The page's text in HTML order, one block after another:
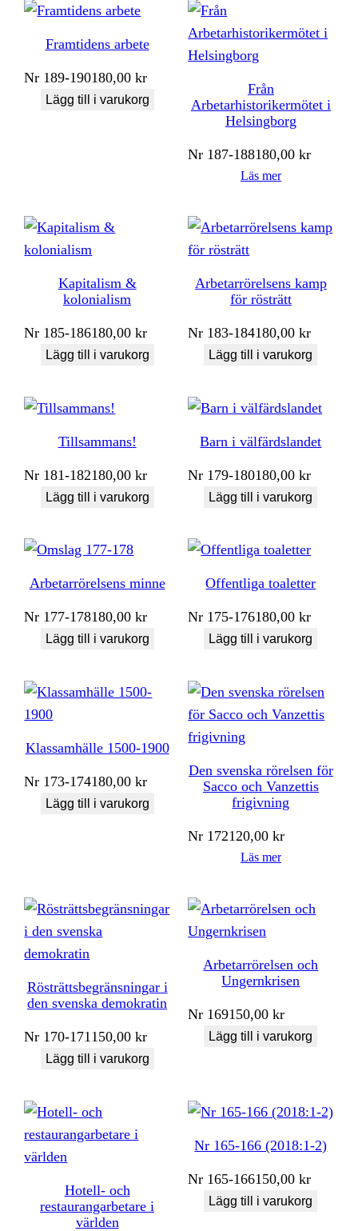
Framtidens arbete
Nr 189-190180,00kr
Lägg till i varukorg
Från
Arbetarhistorikermötet i
Helsingborg
Nr 187-188180,00kr
Läs mer
Kapitalism &
kolonialism
Nr 185-186180,00kr
Lägg till i varukorg
Arbetarrörelsens kamp
för rösträtt
Nr 183-184180,00kr
Lägg till i varukorg
Tillsammans!
Nr 181-182180,00kr
Lägg till i varukorg
Barn i välfärdslandet
Nr 179-180180,00kr
Lägg till i varukorg
Arbetarrörelsens minne
Nr 177-178180,00kr
Lägg till i varukorg
Offentliga toaletter
Nr 175-176180,00kr
Lägg till i varukorg
Klassamhälle 1500-1900
Nr 173-174180,00kr
Lägg till i varukorg
Den svenska rörelsen för
Sacco och Vanzettis
frigivning
Nr 172120,00kr
Läs mer
Rösträttsbegränsningar i
den svenska demokratin
Nr 170-171150,00kr
Lägg till i varukorg
Arbetarrörelsen och
Ungernkrisen
Nr 169150,00kr
Lägg till i varukorg
Hotell- och
restaurangarbetare i
världen
Nr 165-166 (2018:1-2)
Nr 165-166150,00kr
Lägg till i varukorg